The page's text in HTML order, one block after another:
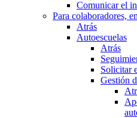
Comunicar el
Para colaboradores,
Atrás
Autoescuelas
Atrás
Solicitar
Gestión